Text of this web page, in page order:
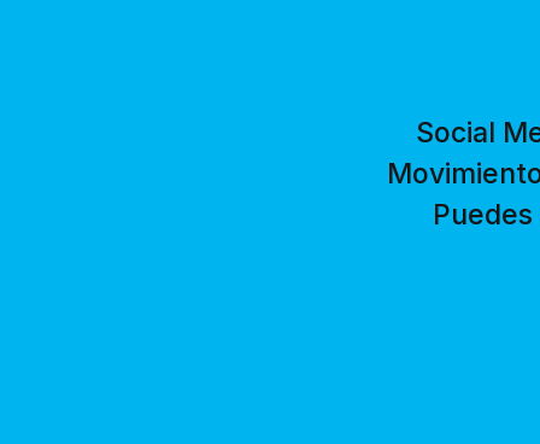
Social